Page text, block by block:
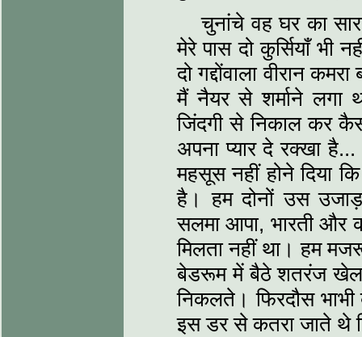
चुनांचे वह घर का
मेरे पास दो कुर्सियाँ भी
दो गद्दोंवाला वीरान
मैं नैयर से शर्माने लगा
जिंदगी से निकाल कर
अपना प्यार दे रक्खा
महसूस नहीं होने दिया
है। हम दोनों उस
सलमा आपा, भारती
मिलता नहीं था। हम
बेडरूम में बैठे शतरंज
निकलते। फिरदौस
इस डर से कतरा जाते थे